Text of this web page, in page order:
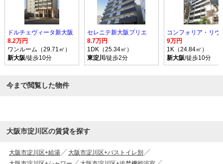
ドルチェヴィータ新大阪
8.2万円
ワンルーム（29.71㎡）
新大阪/徒歩10分
セレニテ新大阪プリエ
8.7万円
1DK（25.34㎡）
東淀川 /徒歩2分
9万円
1K（24.84㎡）
新大阪/徒歩10分
今まで閲覧した物件
大阪市淀川区の賃貸を探す
大阪市淀川区+給湯
大阪市淀川区+バストイレ別